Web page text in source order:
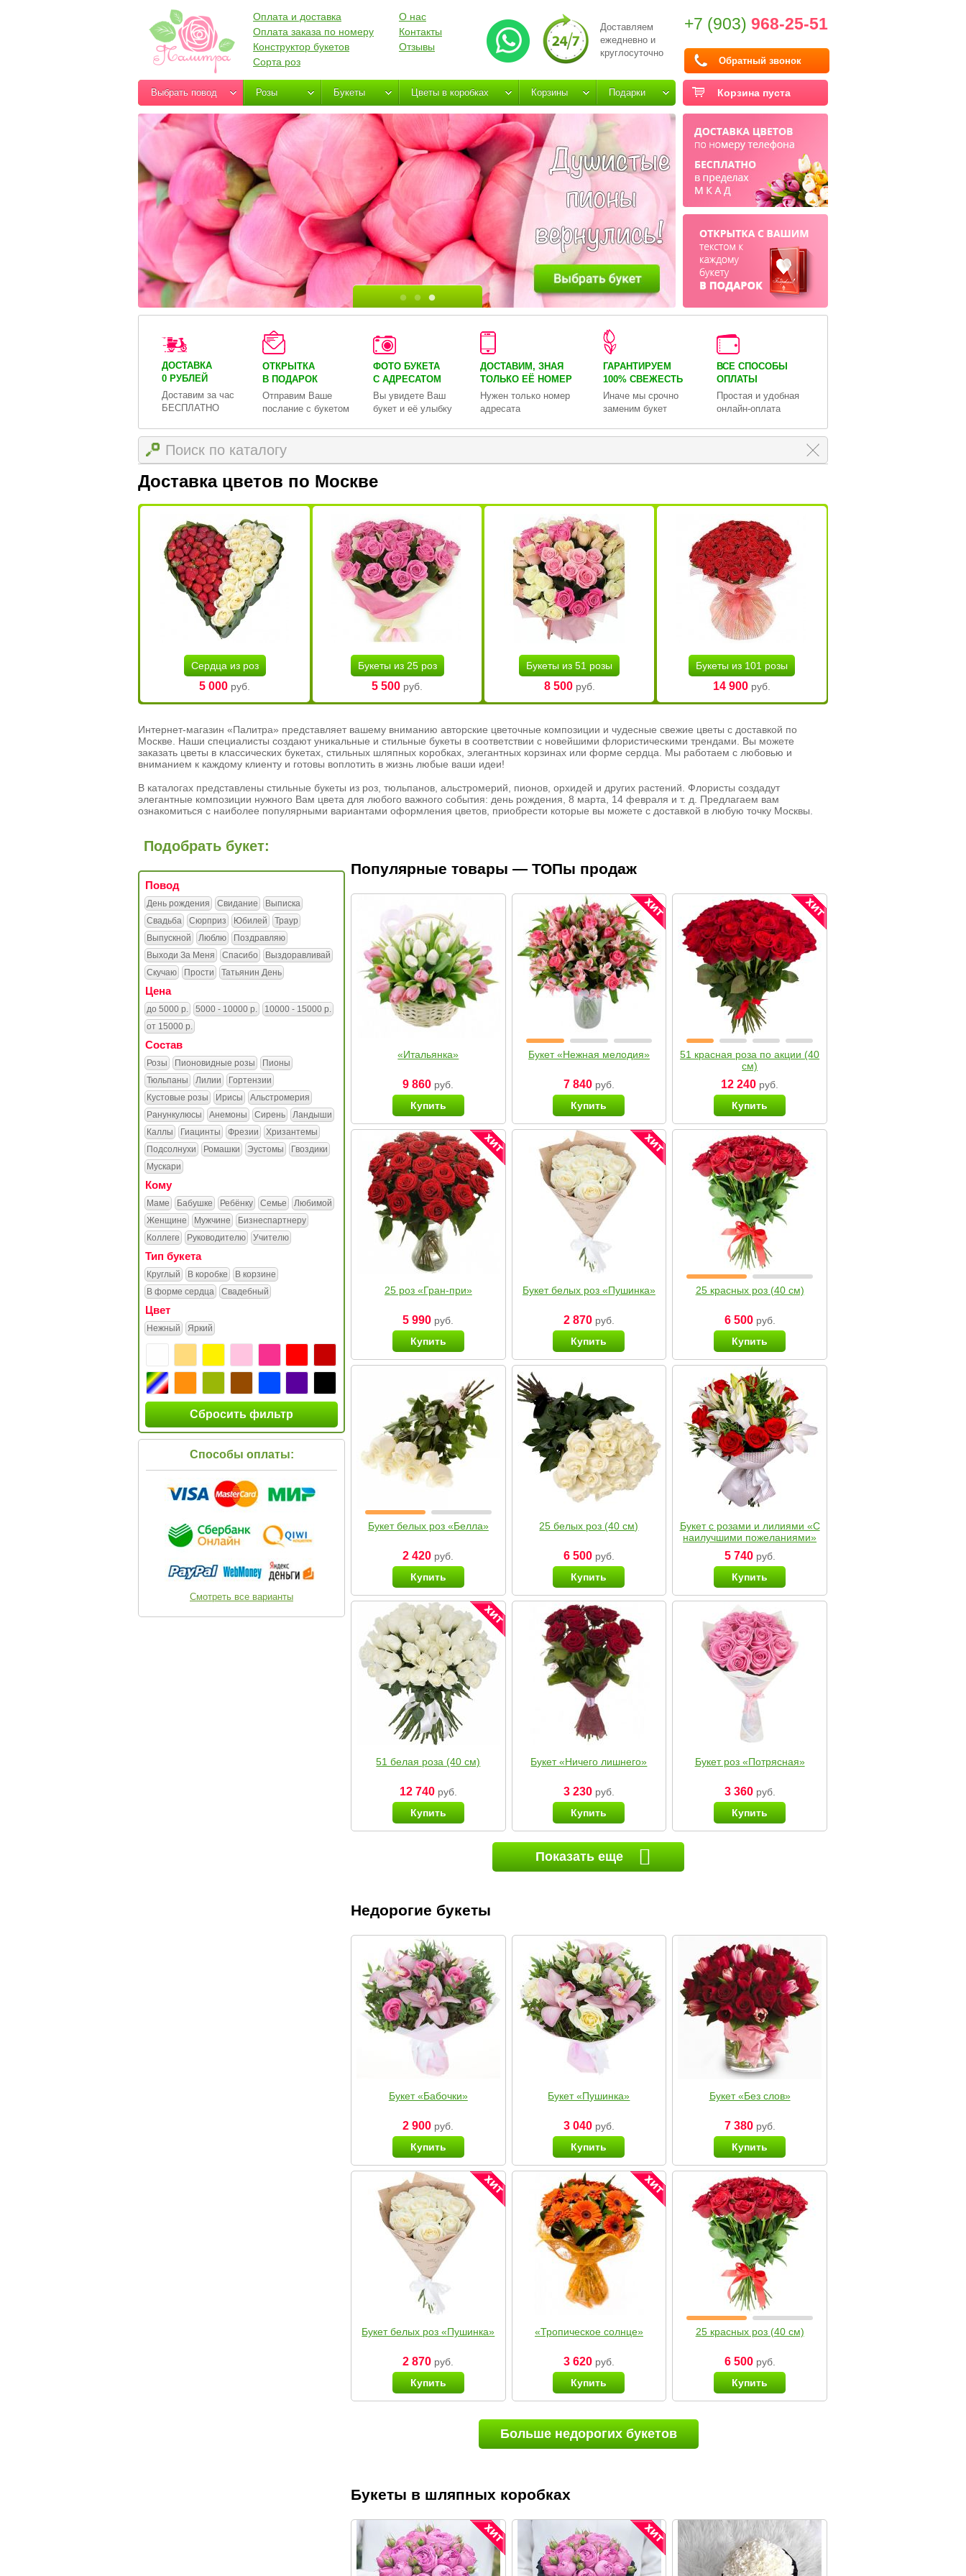
Доставляем
ежедневно и
круглосуточно
+7 (903) 968-25-51
Обратный звонок
Оплата и доставка
Оплата заказа по номеру
Конструктор букетов
Сорта роз
О нас
Контакты
Отзывы
Корзина пуста
Выбрать повод Розы Букеты Цветы в коробках Корзины Подарки
ДОСТАВКА
0 РУБЛЕЙ
Доставим за час
БЕСПЛАТНО
ОТКРЫТКА
В ПОДАРОК
Отправим Ваше
послание с букетом
ФОТО БУКЕТА
С АДРЕСАТОМ
Вы увидете Ваш
букет и её улыбку
ДОСТАВИМ, ЗНАЯ
ТОЛЬКО ЕЁ НОМЕР
Нужен только номер
адресата
ГАРАНТИРУЕМ
100% СВЕЖЕСТЬ
Иначе мы срочно
заменим букет
ВСЕ СПОСОБЫ
ОПЛАТЫ
Простая и удобная
онлайн-оплата
Доставка цветов по Москве
Сердца из роз
5 000 руб.
Букеты из 25 роз
5 500 руб.
Букеты из 51 розы
8 500руб.
Букеты из 101 розы
14 900руб.
Интернет-магазин «Палитра» представляет вашему вниманию авторские цветочные композиции и чудесные свежие цветы с доставкой по
Москве. Наши специалисты создают уникальные и стильные букеты в соответствии с новейшими флористическими трендами. Вы можете
заказать цветы в классических букетах, стильных шляпных коробках, элегантных корзинах или форме сердца. Мы работаем с любовью и
вниманием к каждому клиенту и готовы воплотить в жизнь любые ваши идеи!
В каталогах представлены стильные букеты из роз, тюльпанов, альстромерий, пионов, орхидей и других растений. Флористы создадут
элегантные композиции нужного Вам цвета для любого важного события: день рождения, 8 марта, 14 февраля и т. д. Предлагаем вам
ознакомиться с наиболее популярными вариантами оформления цветов, приобрести которые вы можете с доставкой в любую точку Москвы.
Подобрать букет:
Повод
День рождения Свидание
Выписка
Свадьба
Сюрприз Юбилей
Траур
Выпускной
Люблю
Поздравляю
Выходи За Меня
Спасибо
Выздоравливай
Скучаю
Прости Татьянин День
Цена
до 5000 р. 5000 - 10000 р.
10000 - 15000 р.
от 15000 р.
Состав
Розы Пионовидные розы
Пионы
Тюльпаны
Лилии
Гортензии
Кустовые розы
Ирисы
Альстромерия
Ранункулюсы
Анемоны Сирень
Ландыши
Каллы
Гиацинты Фрезии
Хризантемы
Подсолнухи
Ромашки Эустомы
Гвоздики
Мускари
Кому
Маме Бабушке Ребёнку Семье
Любимой
Женщине
Мужчине
Бизнеспартнеру
Коллеге
Руководителю Учителю
Тип букета
Круглый В коробке
В корзине
В форме сердца
Свадебный
Цвет
Нежный Яркий
Сбросить фильтр
Способы оплаты:
Смотреть все варианты
Популярные товары — ТОПы продаж
«Итальянка»
9 860 руб.
Купить
Букет «Нежная мелодия»
7 840руб.
Купить
51 красная роза по акции (40
см)
12 240 руб.
Купить
25 роз «Гран-при»
5 990 руб.
Купить
Букет белых роз «Пушинка»
2 870руб.
Купить
25 красных роз (40 см)
6 500руб.
Купить
Букет белых роз «Белла»
2 420 руб.
Купить
25 белых роз (40 см)
6 500руб.
Купить
Букет с розами и лилиями «С
наилучшими пожеланиями»
5 740руб.
Купить
51 белая роза (40 см)
12 740руб.
Купить
Букет «Ничего лишнего»
3 230руб.
Купить
Букет роз «Потрясная»
3 360руб.
Купить
Показать еще
Недорогие букеты
Букет «Бабочки»
2 900 руб.
Купить
Букет «Пушинка»
3 040руб.
Купить
Букет «Без слов»
7 380руб.
Купить
Букет белых роз «Пушинка»
2 870 руб.
Купить
«Тропическое солнце»
3 620руб.
Купить
25 красных роз (40 см)
6 500руб.
Купить
Больше недорогих букетов
Букеты в шляпных коробках